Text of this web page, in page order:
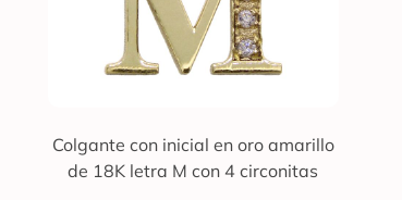
Colgante con inicial en oro amarillo
de 18K letra M con 4 circonitas